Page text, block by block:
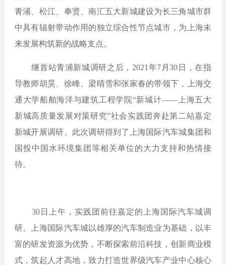
青浦、松江、奉贤、南汇五大新城建设为长三角城市群
中具有辐射带动作用的独立综合性节点城市，为上海未
来发展构筑新的战略支点。
继首站青浦新城调研之后，2021年7月30日，在指
导教师胡昊、徐峰、梁晴雪和张家春的带领下，上海交
通大学船舶海洋与建筑工程学院“新城计——上海五大
新城高质量发展对策研究”社会实践团奔赴第二站嘉定
新城开展调研。此次调研得到了上海国际汽车城集团和
国投中国水环境集团等相关单位的大力支持和热情接
待。
30日上午，实践团前往嘉定的上海国际汽车城调
研。上海国际汽车城以雄厚的汽车制造业为基础，以丰
富的研发资源为优势，不断探索前沿科技，创新商业模
式，筑起人才高地，致力打造世界级汽车产业中心核心